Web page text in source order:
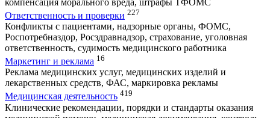
Ответственность и проверки 227
Конфликты с пациентами, надзорные органы, ФОМС,
Роспотребназдор, Росздравнадзор, страхование, уголовная
ответственность, судимость медицинского работника
Маркетинг и реклама 16
Реклама медицинских услуг, медицинских изделий и
лекарственных средств, ФАС, маркировка рекламы
Медицинская деятельность 419
Клинические рекомендации, порядки и стандарты оказания